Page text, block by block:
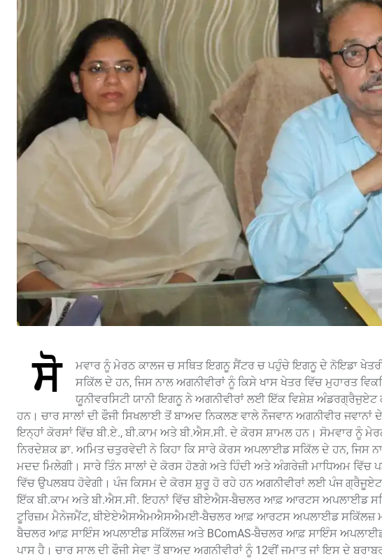
ਸੋ
ਮਵਾਰ ਨੂੰ ਮੇਰਠ ਕਾਲਜ ਚ ਸਥਿਤ ਇਗਨੂ ਸੈਂਟਰ ਚ ਪਹੁੰਚੇ ਇਗਨੂ ਦੇ ਨੋਇਡਾ
ਸਕਿੱਲ ਦੇ ਹਨ, ਜਿਸ ਨਾਲ ਅਗਨੀਵੀਰਾਂ ਨੂੰ ਕਿਸੇ ਖਾਸ ਖੇਤਰ ਵਿੱਚ ਮੁਹਾਰਤ
ਯੂਨੀਵਰਸਿਟੀ ਯਾਨੀ ਇਗਨੂ ਨੇ ਅਗਨੀਵੀਰਾਂ ਲਈ ਇੱਕ ਵਿਸ਼ੇਸ਼
ਹਨ। ਚਾਰ ਸਾਲਾਂ ਦੀ ਫੌਜੀ ਸਿਖਲਾਈ ਤੋਂ ਬਾਅਦ ਨਿਕਲਣ ਵਾਲੇ ਨੌਜਵਾਨ ਅਗਨੀਵੀਰ
ਇਨ੍ਹਾਂ ਕੋਰਸਾਂ ਵਿੱਚ ਬੀ.ਏ., ਬੀ.ਕਾਮ ਅਤੇ ਬੀ.ਐਸ.ਸੀ. ਦੇ ਕੋਰਸ ਸ਼ਾਮਲ ਹਨ। ਸੋਮਵਾਰ ਨੂੰ
ਨਿਰਦੇਸ਼ਕ ਡਾ. ਅਮਿਤ ਚਤੁਰਵੇਦੀ ਨੇ ਕਿਹਾ ਕਿ ਸਾਰੇ ਕੋਰਸ ਅਪਲਾਈਡ ਸਕਿੱਲ ਦੇ ਹਨ, ਜਿਸ
ਮਦਦ ਮਿਲੇਗੀ। ਸਾਰੇ ਤਿੰਨ ਸਾਲਾਂ ਦੇ ਕੋਰਸ ਹੋਣਗੇ ਅਤੇ ਹਿੰਦੀ ਅਤੇ ਅੰਗਰੇਜ਼ੀ ਮਾਧਿਅਮ ਵਿੱਚ
ਵਿੱਚ ਉਪਲਬਧ ਹੋਵੇਗੀ। ਪੰਜ ਕਿਸਮ ਦੇ ਕੋਰਸ ਸ਼ੁਰੂ ਹੋ ਰਹੇ ਹਨ ਅਗਨੀਵੀਰਾਂ ਲਈ ਪੰਜ
ਇੱਕ ਬੀ.ਕਾਮ ਅਤੇ ਬੀ.ਐਸ.ਸੀ. ਇਹਨਾਂ ਵਿੱਚ ਬੀਏਐਸ-ਬੈਚਲਰ ਆਫ਼ ਆਰਟਸ ਅਪਲਾਈਡ
ਟੂਰਿਜ਼ਮ ਮੈਨੇਜਮੈਂਟ, ਬੀਏਏਐਸਐਮਐਸਐਮਈ-ਬੈਚਲਰ ਆਫ਼ ਆਰਟਸ ਅਪਲਾਈਡ ਸਕਿੱਲਜ਼
ਬੈਚਲਰ ਆਫ਼ ਸਾਇੰਸ ਅਪਲਾਈਡ ਸਕਿੱਲਜ਼ ਅਤੇ BComAS-ਬੈਚਲਰ ਆਫ਼ ਸਾਇੰਸ ਅਪਲਾਈਡ
ਪਾਸ ਹੈ। ਚਾਰ ਸਾਲ ਦੀ ਫੌਜੀ ਸੇਵਾ ਤੋਂ ਬਾਅਦ ਅਗਨੀਵੀਰਾਂ ਨੂੰ 12ਵੀਂ ਜਮਾਤ ਜਾਂ ਇਸ ਦੇ